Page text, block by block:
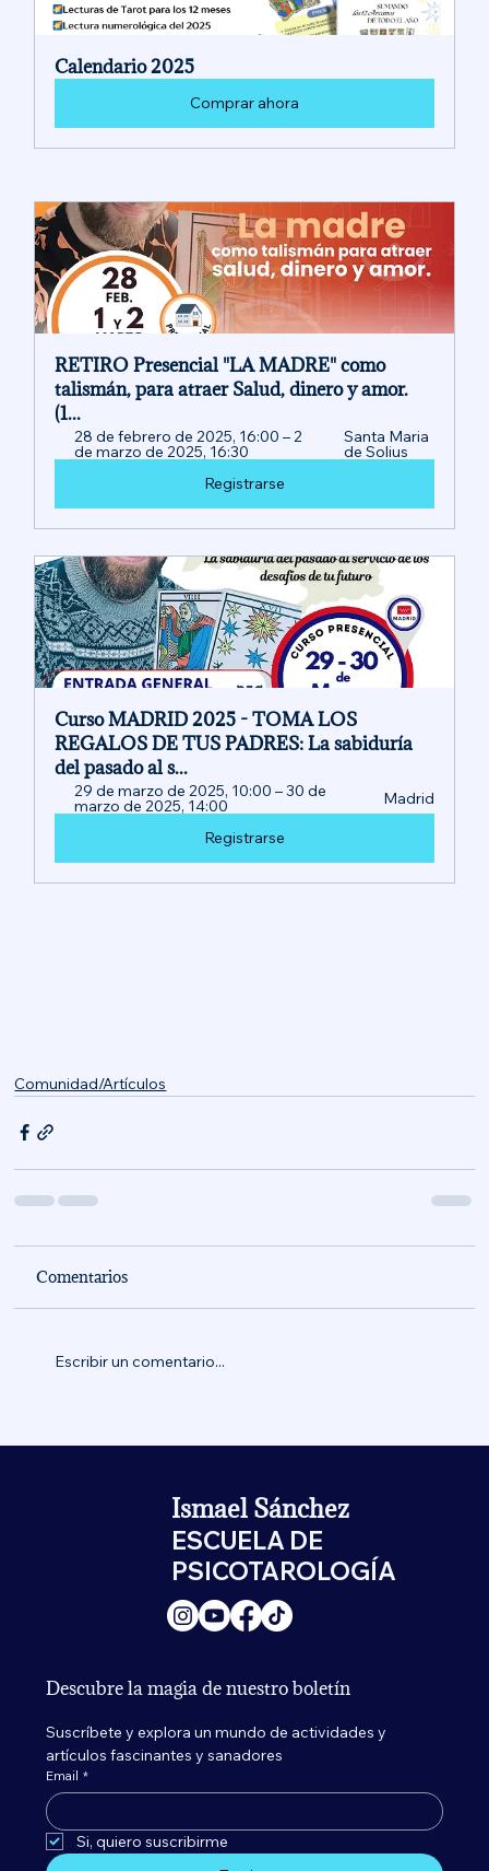
Calendario 2025
Comprar ahora
RETIRO Presencial "LA MADRE" como
talismán, para atraer Salud, dinero y amor.
(1...
28 de febrero de 2025, 16:00 – 2
de marzo de 2025, 16:30
Santa Maria
de Solius
Registrarse
Curso MADRID 2025 - TOMA LOS
REGALOS DE TUS PADRES: La sabiduría
del pasado al s...
29 de marzo de 2025, 10:00 – 30 de
marzo de 2025, 14:00
Madrid
Registrarse
Comunidad/Artículos
Comentarios
Escribir un comentario...
Ismael Sánchez
ESCUELA DE
PSICOTAROLOGÍA
Descubre la magia de nuestro boletín
Suscríbete y explora un mundo de actividades y
artículos fascinantes y sanadores
Email *